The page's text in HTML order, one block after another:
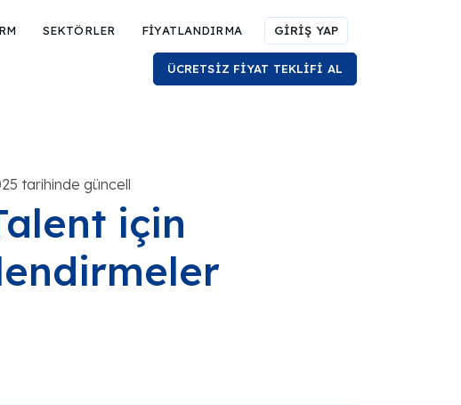
SEKTÖRLER FİYATLANDIRMA GİRİŞ YAP
ÜCRETSİZ FİYAT TEKLİFİ AL
tarihinde güncell
için